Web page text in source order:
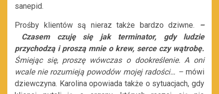
sanepid.
Prośby klientów są nieraz także bardzo dziwne.
–
Czasem czuję się jak terminator, gdy ludzie
przychodzą i proszą mnie o krew, serce czy wątrobę.
Śmiejąc się, proszę wówczas o dookreślenie. A oni
wcale nie rozumieją powodów mojej radości… – mówi
dziewczyna. Karolina opowiada także o sytuacjach, gdy